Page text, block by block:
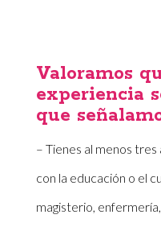
Valoramos
experiencia
que
– Tienes al menos
con la educación o el
magisterio,